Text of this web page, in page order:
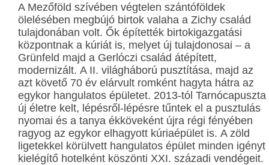
A Mezőföld szívében végtelen szántóföldek
ölelésében megbújó birtok valaha a Zichy család
tulajdonában volt. Ők építették birtokigazgatási
központnak a kúriát is, melyet új tulajdonosai – a
Grünfeld majd a Gerlóczi család átépített,
modernizált. A II. világháború pusztítása, majd az
azt követő 70 év elárvult romként hagyta hátra az
egykor hangulatos épületet. 2013-tól Tarnócapuszta
új életre kelt, lépésről-lépésre tűntek el a pusztulás
nyomai és a tanya ékköveként újra régi fényében
ragyog az egykor elhagyott kúriaépület is. A zöld
ligetekkel körülvett hangulatos épület minden igényt
kielégítő hotelként köszönti XXI. századi vendégeit.